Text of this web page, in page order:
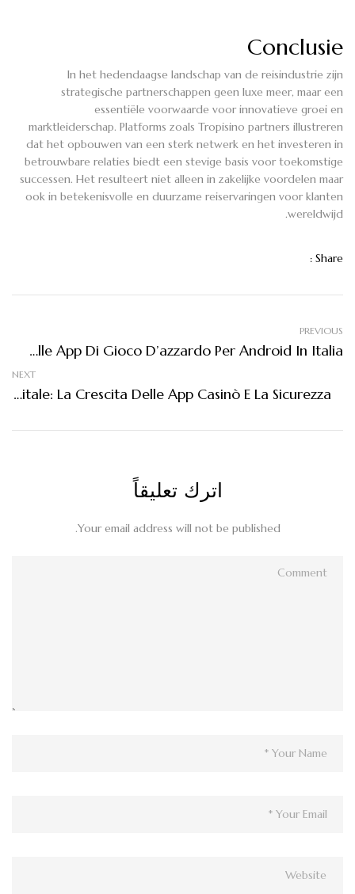
Conclusie
In het hedendaagse landschap van de reisindustrie zijn
strategische partnerschappen geen luxe meer, maar een
essentiële voorwaarde voor innovatieve groei en
marktleiderschap. Platforms zoals Tropisino partners illustreren
dat het opbouwen van een sterk netwerk en het investeren in
betrouwbare relaties biedt een stevige basis voor toekomstige
successen. Het resulteert niet alleen in zakelijke voordelen maar
ook in betekenisvolle en duurzame reiservaringen voor klanten
wereldwijd.
Share :
PREVIOUS
Le Tendenze Emergenti Nelle App Di Gioco D’azzardo Per Android In Italia
NEXT
Innovazioni Nel Gioco D’Azzardo Digitale: La Crescita Delle App Casinò E La Sicurezza
اترك تعليقاً
Your email address will not be published.